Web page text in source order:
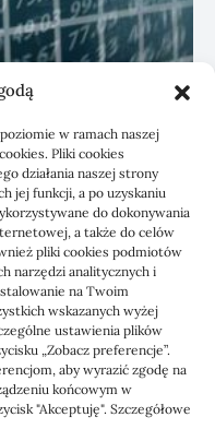
w ramach naszej
Pliki cookies
działania naszej strony
jej funkcji, a po uzyskaniu
do dokonywania
a także do celów
pliki cookies podmiotów
narzędzi analitycznych i
na Twoim
wskazanych wyżej
ustawienia plików
„Zobacz preferencje”.
aby wyrazić zgodę na
końcowym w
"Akceptuję". Szczegółowe
z o.o. z biurem